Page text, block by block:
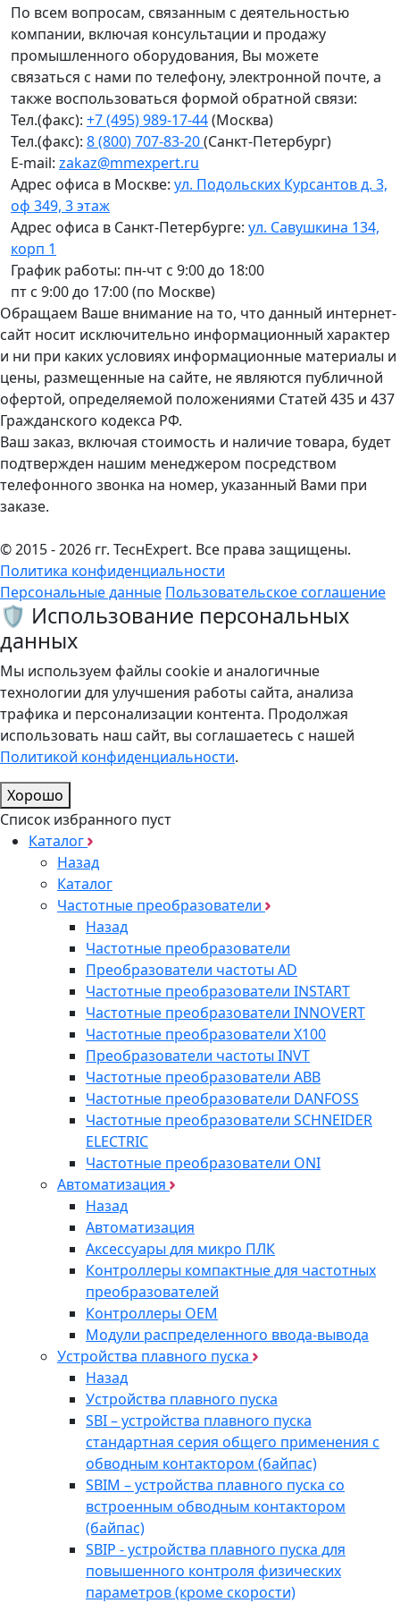
По всем вопросам, связанным с деятельностью
компании, включая консультации и продажу
промышленного оборудования, Вы можете
связаться с нами по телефону, электронной почте, а
также воспользоваться формой обратной связи:
Тел.(факс): +7 (495) 989-17-44(Москва)
Тел.(факс): 8 (800) 707-83-20(Санкт-Петербург)
E-mail: zakaz@mmexpert.ru
Адрес офиса в Москве: ул. Подольских Курсантов д. 3,
оф 349, 3 этаж
Адрес офиса в Санкт-Петербурге: ул. Савушкина 134,
корп 1
График работы: пн-чт с 9:00 до 18:00
пт с 9:00 до 17:00 (по Москве)
Обращаем Ваше внимание на то, что данный интернет-
сайт носит исключительно информационный характер
и ни при каких условиях информационные материалы и
цены, размещенные на сайте, не являются публичной
офертой, определяемой положениями Статей 435 и 437
Гражданского кодекса РФ.
Ваш заказ, включая стоимость и наличие товара, будет
подтвержден нашим менеджером посредством
телефонного звонка на номер, указанный Вами при
заказе.
© 2015 - 2026 гг. ТеcнExpert. Все права защищены.
Политика конфиденциальности
Персональные данные Пользовательское соглашение
🛡️ Использование персональных
данных
Мы используем файлы cookie и аналогичные
технологии для улучшения работы сайта, анализа
трафика и персонализации контента. Продолжая
использовать наш сайт, вы соглашаетесь с нашей
Политикой конфиденциальности.
Хорошо
Список избранного пуст
Каталог
Назад
Каталог
Частотные преобразователи
Назад
Частотные преобразователи
Преобразователи частоты AD
Частотные преобразователи INSTART
Частотные преобразователи INNOVERT
Частотные преобразователи Х100
Преобразователи частоты INVT
Частотные преобразователи ABB
Частотные преобразователи DANFOSS
Частотные преобразователи SCHNEIDER
ELECTRIC
Частотные преобразователи ONI
Автоматизация
Назад
Автоматизация
Аксессуары для микро ПЛК
Контроллеры компактные для частотных
преобразователей
Контроллеры ОЕМ
Модули распределенного ввода-вывода
Устройства плавного пуска
Назад
Устройства плавного пуска
SBI – устройства плавного пуска
стандартная серия общего применения с
обводным контактором (байпас)
SBIM – устройства плавного пуска со
встроенным обводным контактором
(байпас)
SBIP - устройства плавного пуска для
повышенного контроля физических
параметров (кроме скорости)